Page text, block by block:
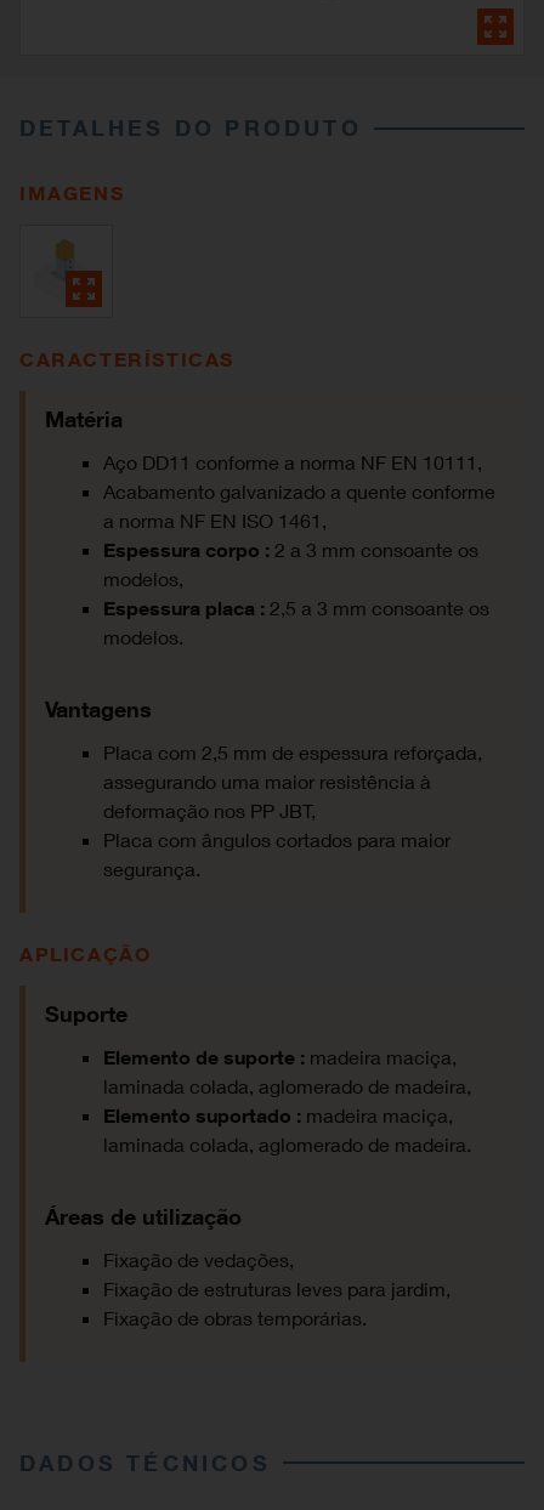
DETALHES DO PRODUTO
IMAGENS
CARACTERÍSTICAS
Matéria
Aço DD11 conforme a norma NF EN 10111,
Acabamento galvanizado a quente conforme
a norma NF EN ISO 1461,
Espessura corpo : 2 a 3 mm consoante os
modelos,
Espessura placa : 2,5 a 3 mm consoante os
modelos.
Vantagens
Placa com 2,5 mm de espessura reforçada,
assegurando uma maior resistência à
deformação nos PP JBT,
Placa com ângulos cortados para maior
segurança.
APLICAÇÃO
Suporte
Elemento de suporte : madeira maciça,
laminada colada, aglomerado de madeira,
Elemento suportado : madeira maciça,
laminada colada, aglomerado de madeira.
Áreas de utilização
Fixação de vedações,
Fixação de estruturas leves para jardim,
Fixação de obras temporárias.
DADOS TÉCNICOS